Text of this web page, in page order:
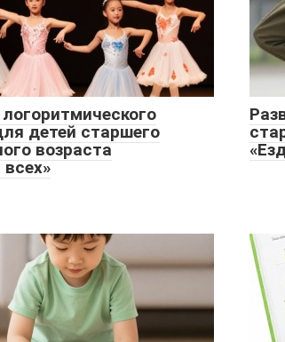
детей старшего
возраста